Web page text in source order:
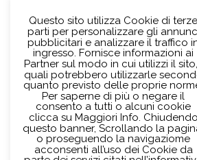
30
04, 2026
Siamo
/
La
Questo sito utilizza Cookie di terze
parti per personalizzare gli
pubblicitari e analizzare il traffico
ingresso. Fornisce informazioni ai
Partner sul modo in cui utilizzi il
quali potrebbero utilizzarle
quanto previsto delle proprie
Per saperne di più o negare il
consento a tutti o alcuni cookie
clicca su Maggiori Info. Chiudendo
questo banner, Scrollando la
o proseguendo la navigaziome
acconsenti all’uso dei Cookie da